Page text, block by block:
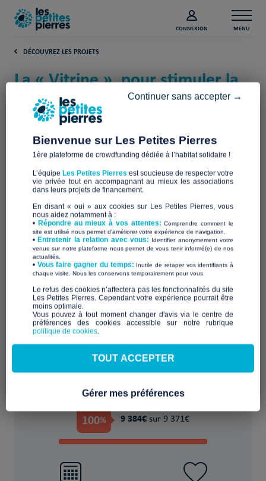
CONNEXION MENU
DÉCOUVREZ LES PROJETS
La « Vitrine », pour stimuler la
résilience urbaine (Nord)
Voisins Et Caetera
Favoriser l'accueil et l'échange dans un lieu
partagé
NA Voisins de quartiers
PROJET FINANCÉ !
100% 9 384€ sur 9 371€
Bienvenue sur Les Petites Pierres
1ère plateforme de crowdfunding dédiée à l’habitat solidaire !
L’équipe Les Petites Pierres est soucieuse de respecter votre
vie privée tout en accompagnant au mieux les associations
dans leurs projets de financement.
En disant « oui » aux cookies sur Les Petites Pierres, vous
nous aidez notamment à :
• Répondre au mieux à vos attentes:Comprendre comment le
site est utilisé nous permet d'améliorer votre expérience de navigation.
•Entretenir la relation avec vous: Identifier anonymement votre
venue sur notre plateforme nous permet de vous tenir informé(e) de nos
actualités.
​• Vous faire gagner du temps: Inutile de retaper vos identifiants à
chaque visite. Nous les conservons temporairement pour vous.
​Le refus des cookies n’affectera pas les fonctionnalités du site
Les Petites Pierres. Cependant votre expérience pourrait être
moins optimale.​
Vous pouvez à tout moment changer d'avis via le centre de
préférences des cookies accessible sur notre rubrique
politique de cookies.
Continuer sans accepter →
TOUT ACCEPTER
Gérer mes préférences